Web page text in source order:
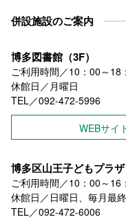
併設施設のご案内
博多図書館（3F）
ご利用時間／10：00～18
休館日／月曜日
TEL／092-472-5996
WEBサイ
博多区山王子どもプラザ
ご利用時間／10：00～16
休館日／日曜日、毎月最
TEL／092-472-6006